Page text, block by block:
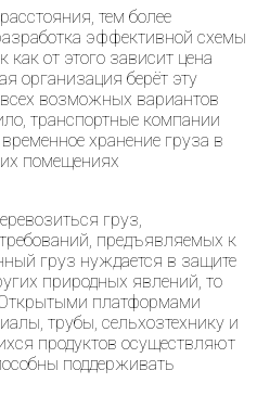
тем более
эффективной схемы
от этого зависит цена
организация берёт эту
возможных вариантов
транспортные компании
хранение груза в
помещениях
груз,
предъявляемых к
груз нуждается в защите
природных явлений, то
платформами
трубы, сельхозтехнику и
продуктов осуществляют
поддерживать